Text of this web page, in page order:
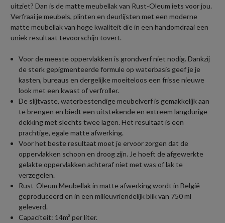
uitziet? Dan is de matte meubellak van Rust-Oleum iets voor jou.
Verfraai je meubels, plinten en deurlijsten met een moderne
matte meubellak van hoge kwaliteit die in een handomdraai een
uniek resultaat tevoorschijn tovert.
Voor de meeste oppervlakken is grondverf niet nodig. Dankzij
de sterk gepigmenteerde formule op waterbasis geef je je
kasten, bureaus en dergelijke moeiteloos een frisse nieuwe
look met een kwast of verfroller.
De slijtvaste, waterbestendige meubelverf is gemakkelijk aan
te brengen en biedt een uitstekende en extreem langdurige
dekking met slechts twee lagen. Het resultaat is een
prachtige, egale matte afwerking.
Voor het beste resultaat moet je ervoor zorgen dat de
oppervlakken schoon en droog zijn. Je hoeft de afgewerkte
gelakte oppervlakken achteraf niet met was of lak te
verzegelen.
Rust-Oleum Meubellak in matte afwerking wordt in België
geproduceerd en in een milieuvriendelijk blik van 750 ml
geleverd.
Capaciteit: 14m² per liter.